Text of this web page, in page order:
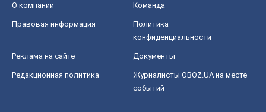
О компании Команда
Правовая информация
Политика
конфиденциальности
Реклама на сайте Документы
Редакционная политика
Журналисты OBOZ.UA на месте
событий